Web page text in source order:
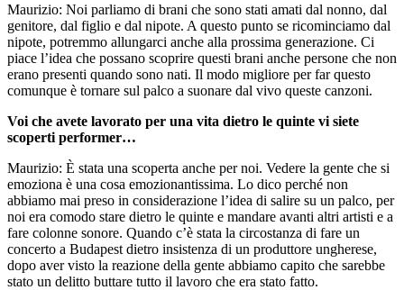
Maurizio: Noi parliamo di brani che sono stati amati dal nonno, dal
genitore, dal figlio e dal nipote. A questo punto se ricominciamo dal
nipote, potremmo allungarci anche alla prossima generazione. Ci
piace l’idea che possano scoprire questi brani anche persone che non
erano presenti quando sono nati. Il modo migliore per far questo
comunque è tornare sul palco a suonare dal vivo queste canzoni.
Voi che avete lavorato per una vita dietro le quinte vi siete
scoperti performer…
Maurizio: È stata una scoperta anche per noi. Vedere la gente che si
emoziona è una cosa emozionantissima. Lo dico perché non
abbiamo mai preso in considerazione l’idea di salire su un palco, per
noi era comodo stare dietro le quinte e mandare avanti altri artisti e a
fare colonne sonore. Quando c’è stata la circostanza di fare un
concerto a Budapest dietro insistenza di un produttore ungherese,
dopo aver visto la reazione della gente abbiamo capito che sarebbe
stato un delitto buttare tutto il lavoro che era stato fatto.